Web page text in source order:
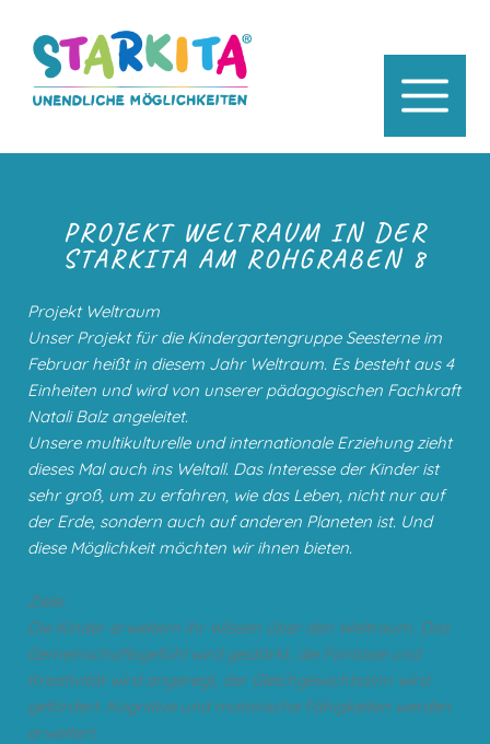
PROJEKT WELTRAUM IN DER
STARKITA AM ROHGRABEN 8
Projekt Weltraum
Unser Projekt für die Kindergartengruppe Seesterne im
Februar heißt in diesem Jahr Weltraum. Es besteht aus 4
Einheiten und wird von unserer pädagogischen Fachkraft
Natali Balz angeleitet.
Unsere multikulturelle und internationale Erziehung zieht
dieses Mal auch ins Weltall. Das Interesse der Kinder ist
sehr groß, um zu erfahren, wie das Leben, nicht nur auf
der Erde, sondern auch auf anderen Planeten ist. Und
diese Möglichkeit möchten wir ihnen bieten.
Ziele:
Die Kinder erweitern ihr Wissen über den Weltraum. Das
Gemeinschaftsgefühl wird gestärkt, die Fantasie und
Kreativität wird angeregt, der Gleichgewichtssinn wird
gefördert. Kognitive und motorische Fähigkeiten werden
erweitert.